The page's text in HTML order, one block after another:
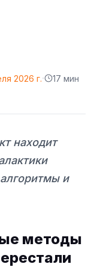
2026 г.· 17 мин
находит
и
методы